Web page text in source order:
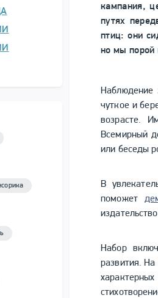
кампания,
путях
птиц: они
но мы порой
Наблюдение
чуткое и
возрасте.
Всемирный
или беседы
В
поможет
Набор
развития. На